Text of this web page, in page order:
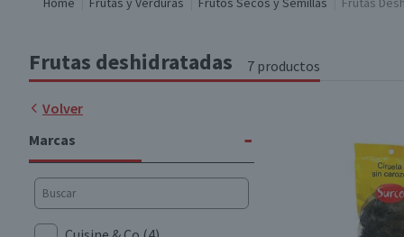
Frutas deshidratadas 7 productos
Volver
Marcas
-